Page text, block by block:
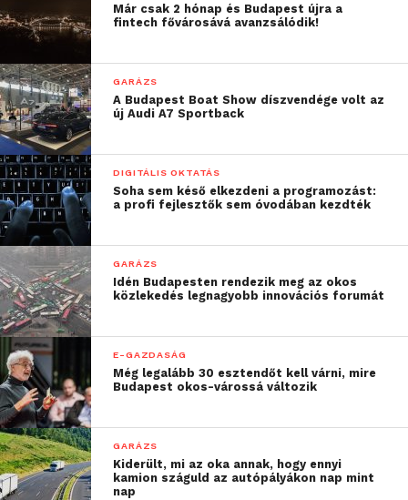
Már csak 2 hónap és Budapest újra a
fintech fővárosává avanzsálódik!
GARÁZS
A Budapest Boat Show díszvendége volt az
új Audi A7 Sportback
DIGITÁLIS OKTATÁS
Soha sem késő elkezdeni a programozást:
a profi fejlesztők sem óvodában kezdték
GARÁZS
Idén Budapesten rendezik meg az okos
közlekedés legnagyobb innovációs forumát
E-GAZDASÁG
Még legalább 30 esztendőt kell várni, mire
Budapest okos-várossá változik
GARÁZS
Kiderült, mi az oka annak, hogy ennyi
kamion száguld az autópályákon nap mint
nap